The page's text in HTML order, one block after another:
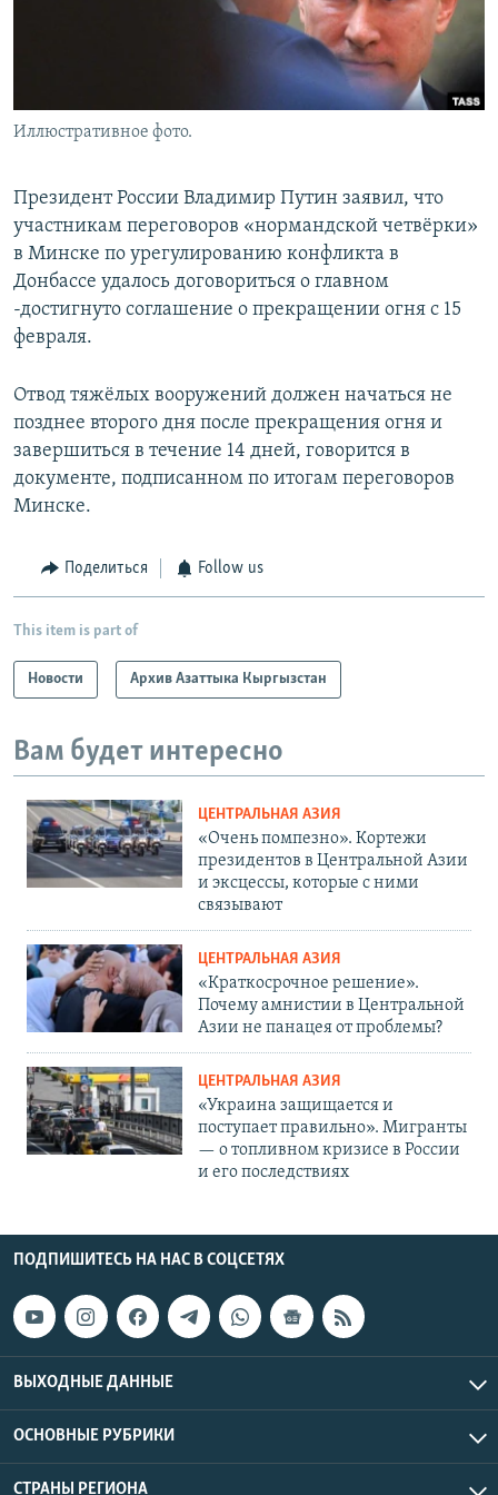
Иллюстративное фото.
Президент России Владимир Путин заявил, что
участникам переговоров «нормандской четвёрки»
в Минске по урегулированию конфликта в
Донбассе удалось договориться о главном
-достигнуто соглашение о прекращении огня с 15
февраля.
Отвод тяжёлых вооружений должен начаться не
позднее второго дня после прекращения огня и
завершиться в течение 14 дней, говорится в
документе, подписанном по итогам переговоров
Минске.
Поделиться Follow us
This item is part of
Новости Архив Азаттыка Кыргызстан
Вам будет интересно
ЦЕНТРАЛЬНАЯ АЗИЯ
«Очень помпезно». Кортежи
президентов в Центральной Азии
и эксцессы, которые с ними
связывают
ЦЕНТРАЛЬНАЯ АЗИЯ
«Краткосрочное решение».
Почему амнистии в Центральной
Азии не панацея от проблемы?
ЦЕНТРАЛЬНАЯ АЗИЯ
«Украина защищается и
поступает правильно». Мигранты
— о топливном кризисе в России
и его последствиях
ПОДПИШИТЕСЬ НА НАС В СОЦСЕТЯХ
ВЫХОДНЫЕ ДАННЫЕ
ОСНОВНЫЕ РУБРИКИ
СТРАНЫ РЕГИОНА